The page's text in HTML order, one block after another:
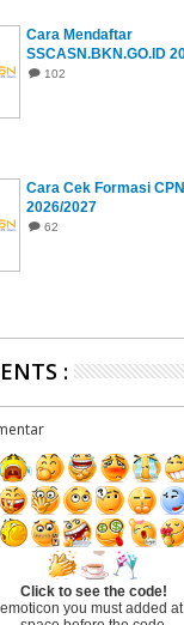
Cara Mendaftar
SSCASN.BKN.GO.ID
102
Cara Cek Formasi
2026/2027
62
:
Click to see the code!
you must added